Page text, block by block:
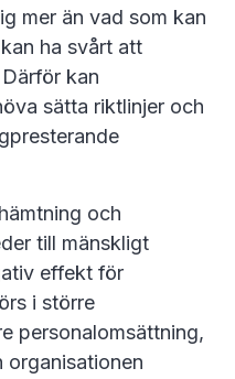
mer än vad som kan
ha svårt att
kan
sätta riktlinjer och
och
till mänskligt
effekt för
i större
personalomsättning,
organisationen